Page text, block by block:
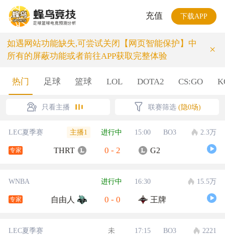
充值 下载APP
如遇网站功能缺失,可尝试关闭【网页智能保护】中
所有的屏蔽功能或者前往APP获取完整体验
×
热门 足球 篮球 LOL DOTA2 CS:GO
只看主播 联赛筛选 (隐0场)
LEC夏季赛 主播1 进行中 15:00 BO3 2.3万
专家 THRT 0 - 2 G2
WNBA 进行中 16:30 15.5万
专家 自由人 0 - 0 王牌
LEC夏季赛 未 17:15 BO3 2221